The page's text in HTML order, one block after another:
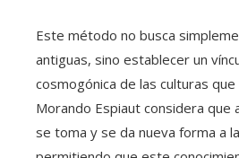
Este método no busca
antiguas, sino establecer un
cosmogónica de las culturas que
Morando Espiaut considera que
se toma y se da nueva forma a